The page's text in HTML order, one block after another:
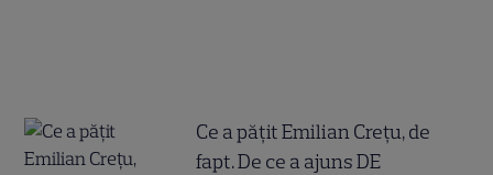
Ce a pățit Emilian Crețu, de
fapt. De ce a ajuns DE